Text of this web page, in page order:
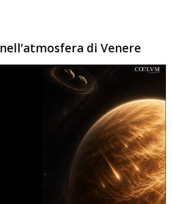
di Venere